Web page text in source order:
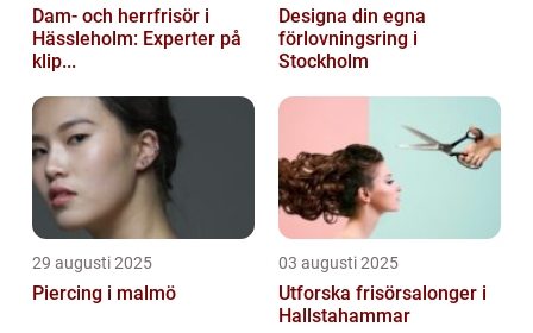
Dam- och herrfrisör i
Hässleholm: Experter på
klip...
Designa din egna
förlovningsring i
Stockholm
29 augusti 2025
Piercing i malmö
03 augusti 2025
Utforska frisörsalonger i
Hallstahammar